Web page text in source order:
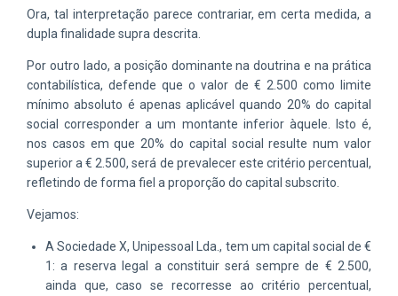
Ora, tal interpretação parece contrariar, em certa medida, a
dupla finalidade supra descrita.
Por outro lado, a posição dominante na doutrina e na prática
contabilística, defende que o valor de € 2.500 como limite
mínimo absoluto é apenas aplicável quando 20% do capital
social corresponder a um montante inferior àquele. Isto é,
nos casos em que 20% do capital social resulte num valor
superior a € 2.500, será de prevalecer este critério percentual,
refletindo de forma fiel a proporção do capital subscrito.
Vejamos:
A Sociedade X, Unipessoal Lda., tem um capital social de €
1: a reserva legal a constituir será sempre de € 2.500,
ainda que, caso se recorresse ao critério percentual,